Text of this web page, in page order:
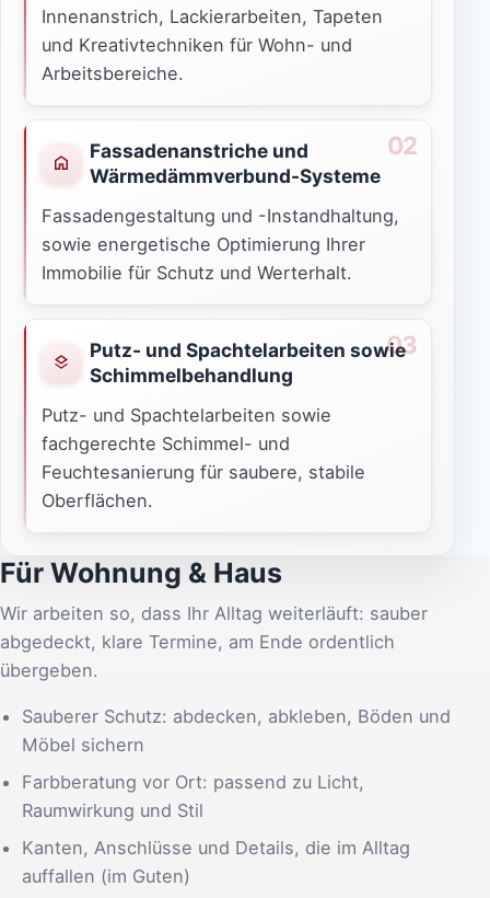
Innenanstrich, Lackierarbeiten, Tapeten
und Kreativtechniken für Wohn- und
Arbeitsbereiche.
Fassadenanstriche und
Wärmedämmverbund-Systeme
Fassadengestaltung und -Instandhaltung,
sowie energetische Optimierung Ihrer
Immobilie für Schutz und Werterhalt.
Putz- und Spachtelarbeiten sowie
Schimmelbehandlung
Putz- und Spachtelarbeiten sowie
fachgerechte Schimmel- und
Feuchtesanierung für saubere, stabile
Oberflächen.
Für Wohnung & Haus
Wir arbeiten so, dass Ihr Alltag weiterläuft: sauber
abgedeckt, klare Termine, am Ende ordentlich
übergeben.
Sauberer Schutz: abdecken, abkleben, Böden und
Möbel sichern
Farbberatung vor Ort: passend zu Licht,
Raumwirkung und Stil
Kanten, Anschlüsse und Details, die im Alltag
auffallen (im Guten)